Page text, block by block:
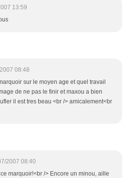
13:59
08:48
sur le moyen age et quel travail
de ne pas le finir et maxou a bien
il est tres beau <br /> amicalement<br
2007 08:40
marquoir!<br /> Encore un minou, aille